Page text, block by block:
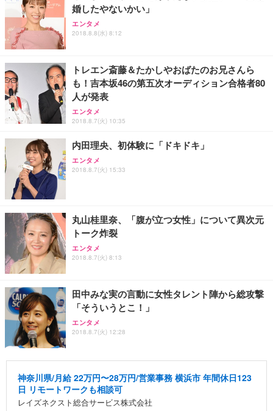
婚したやないかい」
エンタメ
2018.8.8(水) 8:12
トレエン斎藤＆たかしやおばたのお兄さんら
も！吉本坂46の第五次オーディション合格者80
人が発表
エンタメ
2018.8.7(火) 10:35
内田理央、初体験に「ドキドキ」
エンタメ
2018.8.7(火) 15:33
丸山桂里奈、「腹が立つ女性」について異次元
トーク炸裂
エンタメ
2018.8.7(火) 8:13
田中みな実の言動に女性タレント陣から総攻撃
「そういうとこ！」
エンタメ
2018.8.7(火) 12:28
神奈川県/月給 22万円〜28万円/営業事務 横浜市 年間休日123
日 リモートワークも相談可
レイズネクスト総合サービス株式会社